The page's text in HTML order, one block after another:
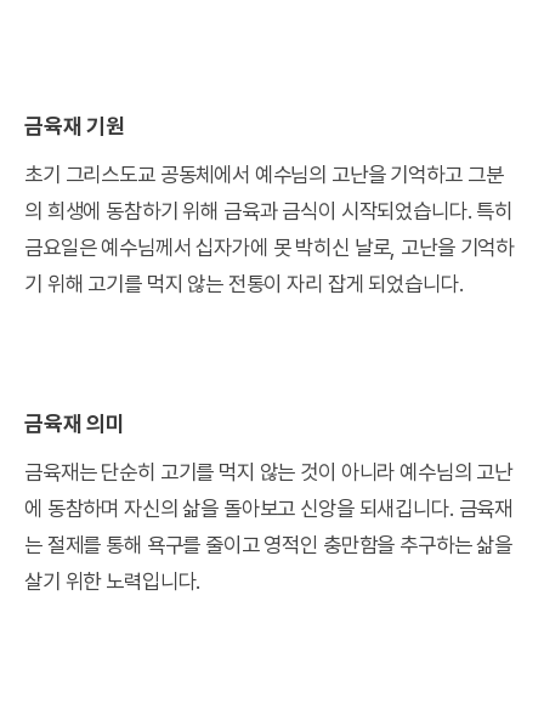
금육재 기원
초기 그리스도교 공동체에서 예수님의 고난을 기억하고 그분
의 희생에 동참하기 위해 금육과 금식이 시작되었습니다. 특히
금요일은 예수님께서 십자가에 못 박히신 날로, 고난을 기억하
기 위해 고기를 먹지 않는 전통이 자리 잡게 되었습니다.
금육재 의미
금육재는 단순히 고기를 먹지 않는 것이 아니라 예수님의 고난
에 동참하며 자신의 삶을 돌아보고 신앙을 되새깁니다. 금육재
는 절제를 통해 욕구를 줄이고 영적인 충만함을 추구하는 삶을
살기 위한 노력입니다.